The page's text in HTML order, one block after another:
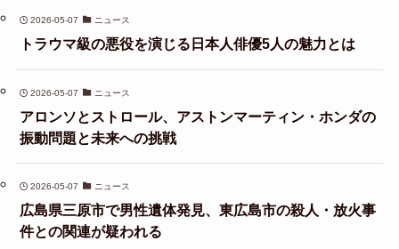
2026-05-07 ニュース
トラウマ級の悪役を演じる日本人俳優5人の魅力とは
2026-05-07 ニュース
アロンソとストロール、アストンマーティン・ホンダの
振動問題と未来への挑戦
2026-05-07 ニュース
広島県三原市で男性遺体発見、東広島市の殺人・放火事
件との関連が疑われる